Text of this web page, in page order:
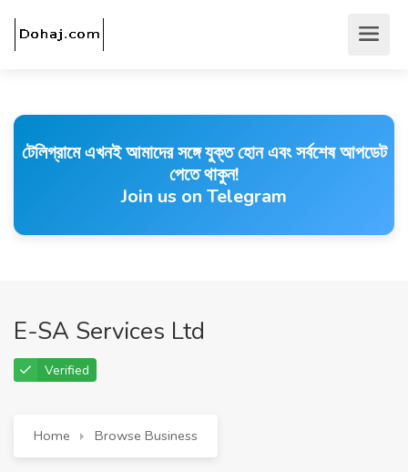
টেলিগ্রামে এখনই আমাদের সঙ্গে যুক্ত হোন এবং সর্বশেষ আপডেট
পেতে থাকুন!
Join us on Telegram
E-SA Services Ltd
Verified
Home Browse Business